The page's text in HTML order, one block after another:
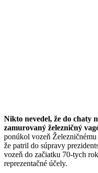
Nikto nevedel, že do chaty
zamurovaný železničný
ponúkol vozeň
že patril do súpravy
vozeň do začiatku 70-tych
reprezentačné účely.